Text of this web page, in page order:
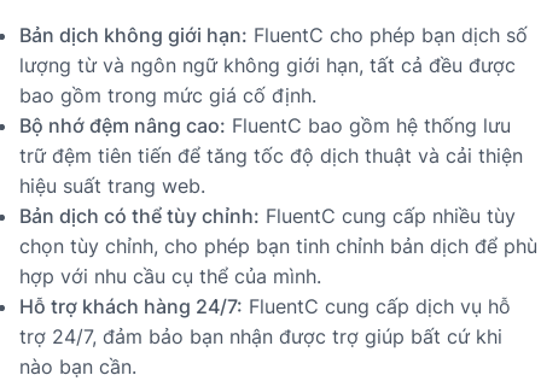
Bản dịch không giới hạn: FluentC cho phép bạn dịch số
lượng từ và ngôn ngữ không giới hạn, tất cả đều được
bao gồm trong mức giá cố định.
Bộ nhớ đệm nâng cao: FluentC bao gồm hệ thống lưu
trữ đệm tiên tiến để tăng tốc độ dịch thuật và cải thiện
hiệu suất trang web.
Bản dịch có thể tùy chỉnh: FluentC cung cấp nhiều tùy
chọn tùy chỉnh, cho phép bạn tinh chỉnh bản dịch để phù
hợp với nhu cầu cụ thể của mình.
Hỗ trợ khách hàng 24/7: FluentC cung cấp dịch vụ hỗ
trợ 24/7, đảm bảo bạn nhận được trợ giúp bất cứ khi
nào bạn cần.